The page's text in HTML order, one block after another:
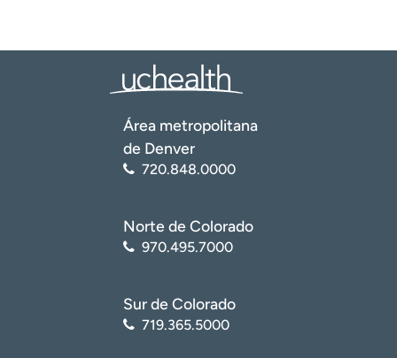
Área metropolitana
de Denver
720.848.0000
Norte de Colorado
970.495.7000
Sur de Colorado
719.365.5000